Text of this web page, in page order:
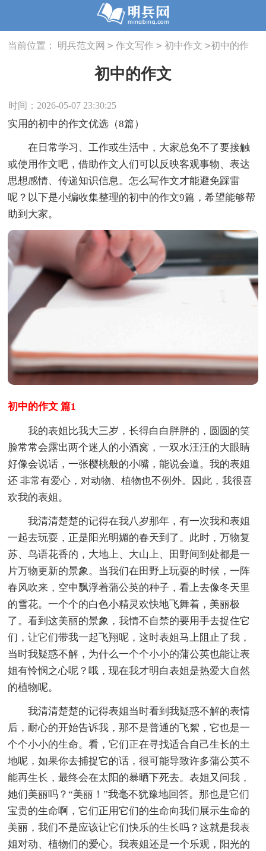
当前位置： 明兵范文网 > 作文写作 > 初中作文 >初中的作
初中的作文
时间：2026-05-07 23:30:25
实用的初中的作文优选（8篇）
在日常学习、工作或生活中，大家总免不了要接触
或使用作文吧，借助作文人们可以反映客观事物、表达
思想感情、传递知识信息。怎么写作文才能避免踩雷
呢？以下是小编收集整理的初中的作文9篇，希望能够帮
助到大家。
初中的作文 篇1
我的表姐比我大三岁，长得白白胖胖的，圆圆的笑
脸常常会露出两个迷人的小酒窝，一双水汪汪的大眼睛
好像会说话，一张樱桃般的小嘴，能说会道。我的表姐
还 非常有爱心，对动物、植物也不例外。因此，我很喜
欢我的表姐。
我清清楚楚的记得在我八岁那年，有一次我和表姐
一起去玩耍，正是阳光明媚的春天到了。此时，万物复
苏、鸟语花香的，大地上、大山上、田野间到处都是一
片万物更新的景象。当我们在田野上玩耍的时候，一阵
春风吹来，空中飘浮着蒲公英的种子，看上去像冬天里
的雪花。一个个的白色小精灵欢快地飞舞着，美丽极
了。看到这美丽的景象，我情不自禁的要用手去捉住它
们，让它们带我一起飞翔呢，这时表姐马上阻止了我，
当时我疑惑不解，为什么一个个小小的蒲公英也能让表
姐有怜悯之心呢？哦，现在我才明白表姐是热爱大自然
的植物呢。
我清清楚楚的记得表姐当时看到我疑惑不解的表情
后，耐心的开始告诉我，那不是普通的飞絮，它也是一
个个小小的生命。看，它们正在寻找适合自己生长的土
地呢，如果你去捕捉它的话，很可能导致许多蒲公英不
能再生长，最终会在太阳的暴晒下死去。表姐又问我，
她们美丽吗？“美丽！”我毫不犹豫地回答。那也是它们
宝贵的生命啊，它们正用它们的生命向我们展示生命的
美丽，我们不是应该让它们快乐的生长吗？这就是我表
姐对动、植物们的爱心。我表姐还是一个乐观，阳光的